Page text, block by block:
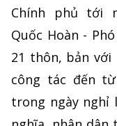
Chính phủ tới
Quốc Hoàn -
21 thôn, bản với
công tác đến
trong ngày nghỉ